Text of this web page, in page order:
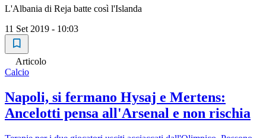
L'Albania di Reja batte così l'Islanda
11 Set 2019 - 10:03
Articolo
Calcio
Napoli, si fermano Hysaj e Mertens:
Ancelotti pensa all'Arsenal e non rischia